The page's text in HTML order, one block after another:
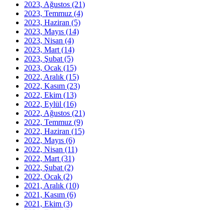
2023, Ağustos (21)
2023, Temmuz (4)
2023, Haziran (5)
2023, Mayıs (14)
2023, Nisan (4)
2023, Mart (14)
2023, Şubat (5)
2023, Ocak (15)
2022, Aralık (15)
2022, Kasım (23)
2022, Ekim (13)
2022, Eylül (16)
2022, Ağustos (21)
2022, Temmuz (9)
2022, Haziran (15)
2022, Mayıs (6)
2022, Nisan (11)
2022, Mart (31)
2022, Şubat (2)
2022, Ocak (2)
2021, Aralık (10)
2021, Kasım (6)
2021, Ekim (3)